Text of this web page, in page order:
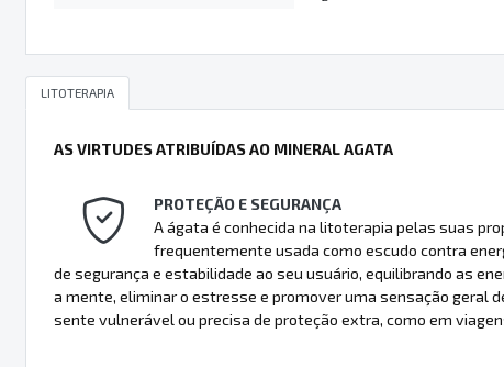
LITOTERAPIA
AS VIRTUDES ATRIBUÍDAS AO MINERAL AGATA
PROTEÇÃO E SEGURANÇA
A ágata é conhecida na litoterapia pelas suas
frequentemente usada como escudo contra
de segurança e estabilidade ao seu usuário, equilibrando as
a mente, eliminar o estresse e promover uma sensação geral
sente vulnerável ou precisa de proteção extra, como em